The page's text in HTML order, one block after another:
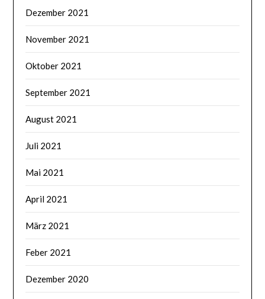
Dezember 2021
November 2021
Oktober 2021
September 2021
August 2021
Juli 2021
Mai 2021
April 2021
März 2021
Feber 2021
Dezember 2020